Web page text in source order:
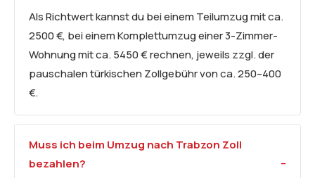
Als Richtwert kannst du bei einem Teilumzug mit ca.
2500 €, bei einem Komplettumzug einer 3-Zimmer-
Wohnung mit ca. 5450 € rechnen, jeweils zzgl. der
pauschalen türkischen Zollgebühr von ca. 250–400
€.
Muss ich beim Umzug nach Trabzon Zoll
bezahlen?